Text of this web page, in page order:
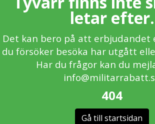
letar efter.
Det kan bero på att erbjudandet
du försöker besöka har utgått
Har du frågor kan du
404
Gå till startsidan